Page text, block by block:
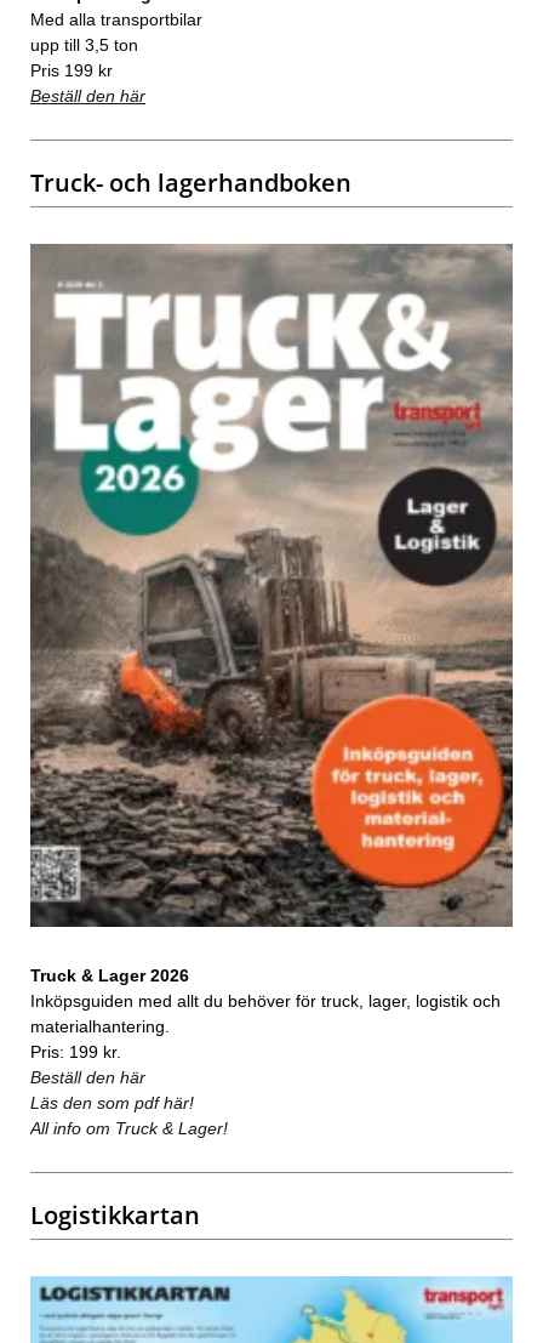
Med alla transportbilar
upp till 3,5 ton
Pris 199 kr
Beställ den här
Truck- och lagerhandboken
Truck & Lager 2026
Inköpsguiden med allt du behöver för truck, lager, logistik och
materialhantering.
Pris: 199 kr.
Beställ den här
Läs den som pdf här!
All info om Truck & Lager!
Logistikkartan